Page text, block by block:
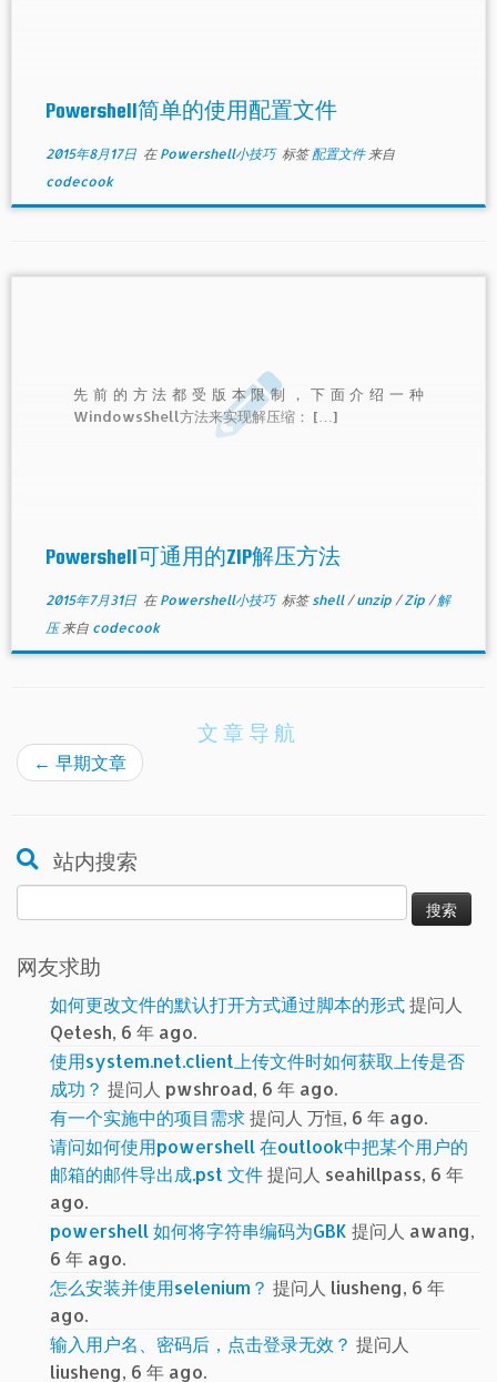
Powershell简单的使用配置文件
2015年8月17日在 Powershell小技巧 标签配置文件 来自
codecook
先前的方法都受版本限制，下面介绍一种
WindowsShell方法来实现解压缩： […]
Powershell可通用的ZIP解压方法
2015年7月31日在 Powershell小技巧 标签shell/unzip /Zip /解
压来自 codecook
文章导航
← 早期文章
站内搜索
索：
网友求助
如何更改文件的默认打开方式通过脚本的形式提问人
Qetesh, 6 年 ago.
使用system.net.client上传文件时如何获取上传是否
成功？ 提问人 pwshroad, 6 年 ago.
有一个实施中的项目需求提问人 万恒, 6 年 ago.
请问如何使用powershell 在outlook中把某个用户的
邮箱的邮件导出成.pst 文件提问人 seahillpass, 6 年
ago.
powershell 如何将字符串编码为GBK 提问人 awang,
6 年 ago.
怎么安装并使用selenium？ 提问人 liusheng, 6 年
ago.
输入用户名、密码后，点击登录无效？ 提问人
liusheng, 6 年 ago.